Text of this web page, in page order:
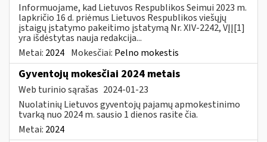
Informuojame, kad Lietuvos Respublikos Seimui 2023 m.
lapkričio 16 d. priėmus Lietuvos Respublikos viešųjų
įstaigų įstatymo pakeitimo įstatymą Nr. XIV-2242, VĮĮ[1]
yra išdėstytas nauja redakcija...
Metai: 2024 Mokesčiai: Pelno mokestis
Gyventojų mokesčiai 2024 metais
Web turinio sąrašas 2024-01-23
Nuolatinių Lietuvos gyventojų pajamų apmokestinimo
tvarką nuo 2024 m. sausio 1 dienos rasite čia.
Metai: 2024